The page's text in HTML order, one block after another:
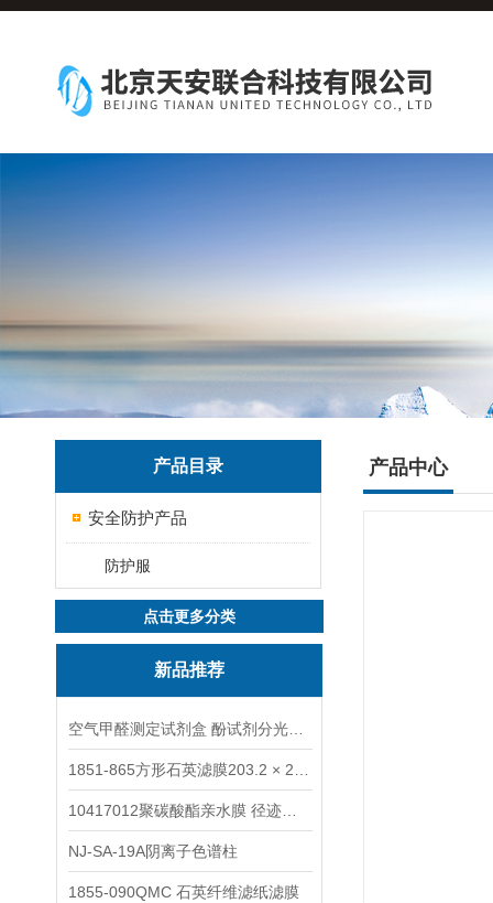
产品目录
安全防护产品
防护服
点击更多分类
新品推荐
NJ-SA-19A阴离子色谱柱
1855-090QMC 石英纤维滤纸滤膜
产品中心